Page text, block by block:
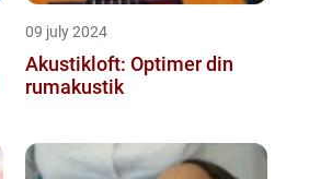
09 july 2024
Akustikloft: Optimer din
rumakustik